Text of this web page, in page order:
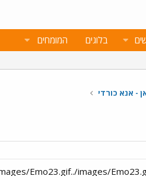
בלוגים המומחים
- אנא כורדי